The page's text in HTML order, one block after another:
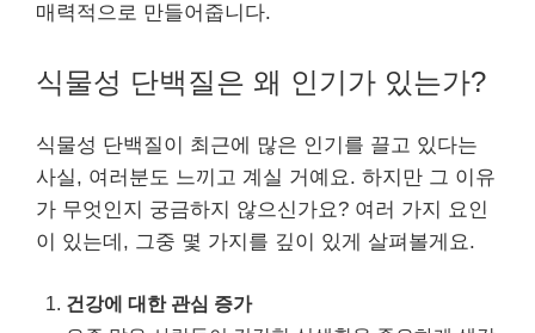
매력적으로 만들어줍니다.
식물성 단백질은 왜 인기가 있는가?
식물성 단백질이 최근에 많은 인기를 끌고 있다는
사실, 여러분도 느끼고 계실 거예요. 하지만 그 이유
가 무엇인지 궁금하지 않으신가요? 여러 가지 요인
이 있는데, 그중 몇 가지를 깊이 있게 살펴볼게요.
건강에 대한 관심 증가